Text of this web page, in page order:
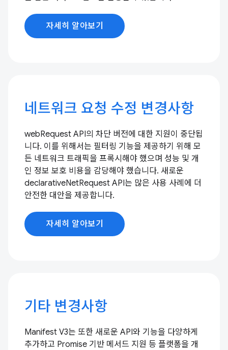
자세히 알아보기
네트워크 요청 수정 변경사항
webRequest API의 차단 버전에 대한 지원이 중단됩
니다. 이를 위해서는 필터링 기능을 제공하기 위해 모
든 네트워크 트래픽을 프록시해야 했으며 성능 및 개
인 정보 보호 비용을 감당해야 했습니다. 새로운
declarativeNetRequest API는 많은 사용 사례에 더
안전한 대안을 제공합니다.
자세히 알아보기
기타 변경사항
Manifest V3는 또한 새로운 API와 기능을 다양하게
추가하고 Promise 기반 메서드 지원 등 플랫폼을 개